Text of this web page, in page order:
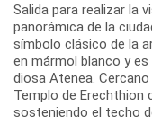
Salida para realizar la
panorámica de la
símbolo clásico de la
en mármol blanco y
diosa Atenea.
Templo de Erechthion
sosteniendo el techo